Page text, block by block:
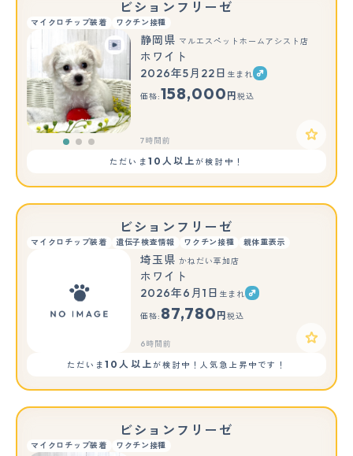
ビションフリーゼ
マイクロチップ装着 ワクチン接種
もっと見る
静岡県 マルエスペットホームアシスト店
ホワイト
2026年5月22日 生まれ
価格:158,000 円 税込
7時間前
ただいま 10人以上が検討中！
ビションフリーゼ
マイクロチップ装着 遺伝子検査情報 ワクチン接種 親体重表示
埼玉県 かねだい草加店
ホワイト
2026年6月1日 生まれ
価格: 87,780 円 税込
6時間前
ただいま10人以上が検討中！人気急上昇中です！
ビションフリーゼ
マイクロチップ装着 ワクチン接種